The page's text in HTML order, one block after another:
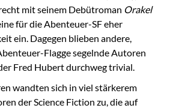
mit seinem Debütroman Orakel
für die Abenteuer-SF eher
ein. Dagegen blieben andere,
Flagge segelnde Autoren
Fred Hubert durchweg trivial.
wandten sich in viel stärkerem
der Science Fiction zu, die auf